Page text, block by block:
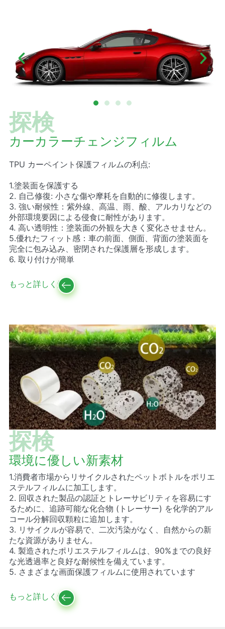
探検
カーカラーチェンジフィルム
TPU カーペイント保護フィルムの利点:
1.塗装面を保護する
2. 自己修復: 小さな傷や摩耗を自動的に修復します。
3. 強い耐候性：紫外線、高温、雨、酸、アルカリなどの
外部環境要因による侵食に耐性があります。
4. 高い透明性：塗装面の外観を大きく変化させません。
5.優れたフィット感：車の前面、側面、背面の塗装面を
完全に包み込み、密閉された保護層を形成します。
6. 取り付けが簡単
もっと詳しく知る
探検
環境に優しい新素材
1.消費者市場からリサイクルされたペットボトルをポリエ
ステルフィルムに加工します。
2. 回収された製品の認証とトレーサビリティを容易にす
るために、追跡可能な化合物 (トレーサー) を化学的アル
コール分解回収顆粒に追加します。
3. リサイクルが容易で、二次汚染がなく、自然からの新
たな資源がありません。
4. 製造されたポリエステルフィルムは、90%までの良好
な光透過率と良好な耐候性を備えています。
5. さまざまな画面保護フィルムに使用されています
もっと詳しく知る